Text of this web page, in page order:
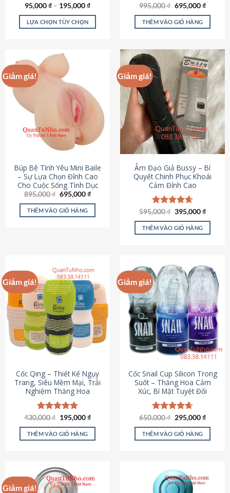
Được xếp
hạng4.70
5 sao
95,000₫ – 195,000₫
LỰA CHỌN TÙY CHỌN
này
nhiều
biến
thể.
chọn
thể
chọn
trên
trang
sản
phẩm
Được xếp
hạng4.80
5 sao
995,000₫ Giá
là:
995,000 ₫.
695,000₫Giá
tại
THÊM VÀO GIỎ HÀNG
Giảm giá!
Búp Bê Tình Yêu Mini Baile
– Sự Lựa Chọn Đỉnh Cao
Cho Cuộc Sống Tình Dục
895,000₫ Giá
là:
895,000 ₫.
695,000₫Giá
tại
THÊM VÀO GIỎ HÀNG
Giảm giá!
Âm Đạo Giả Bussy – Bí
Quyết Chinh Phục Khoái
Cảm Đỉnh Cao
Được xếp
hạng4.64
5 sao
595,000₫ Giá
là:
595,000 ₫.
395,000₫Giá
tại
THÊM VÀO GIỎ HÀNG
Giảm giá!
Cốc Qing – Thiết Kế Ngụy
Trang, Siêu Mềm Mại, Trải
Nghiệm Thăng Hoa
Được xếp
hạng4.78
5 sao
430,000₫ Giá
là:
430,000 ₫.
195,000₫Giá
tại
THÊM VÀO GIỎ HÀNG
Giảm giá!
Cốc Snail Cup Silicon Trong
Suốt – Thăng Hoa Cảm
Xúc, Bí Mật Tuyệt Đối
Được xếp
hạng4.69
5 sao
650,000₫ Giá
là:
650,000 ₫.
295,000₫Giá
tại
THÊM VÀO GIỎ HÀNG
Giảm giá!